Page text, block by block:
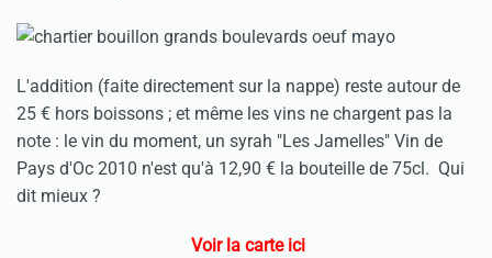
L'addition (faite directement sur la nappe) reste autour de
25 € hors boissons ; et même les vins ne chargent pas la
note : le vin du moment, un syrah "Les Jamelles" Vin de
Pays d'Oc 2010 n'est qu'à 12,90 € la bouteille de 75cl. Qui
dit mieux ?
Voir la carte ici